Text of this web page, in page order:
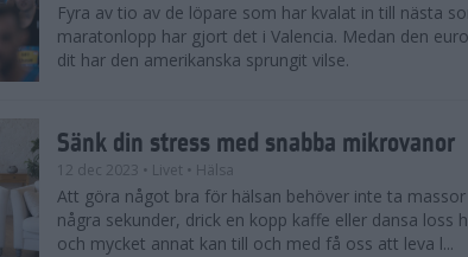
Fyra av tio av de löpare som har kvalat in till nästa
maratonlopp har gjort det i Valencia. Medan den
dit har den amerikanska sprungit vilse.
Sänk din stress med snabba mikrovanor
12 dec 2023 • Livet • Hälsa
Att göra något bra för hälsan behöver inte ta
några sekunder, drick en kopp kaffe eller dansa loss
och mycket annat kan till och med få oss att leva l...